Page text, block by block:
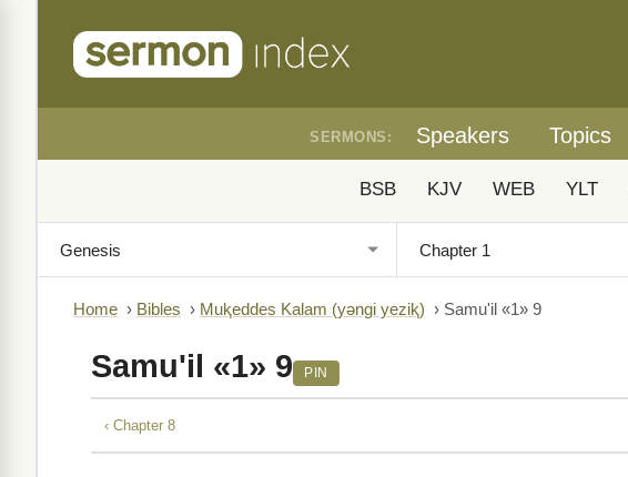
SERMONS: Speakers Topics
BSB KJV WEB YLT
Home › Bibles › Muⱪeddes Kalam (yǝngi yeziⱪ) › Samu'il «1» 9
Samu'il «1» 9 PIN
‹ Chapter 8